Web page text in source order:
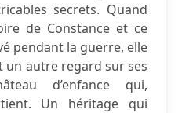
secrets. Quand
de Constance et ce
pendant la guerre, elle
autre regard sur ses
d’enfance qui,
Un héritage qui